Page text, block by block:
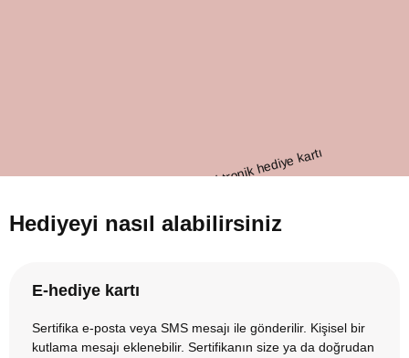
Hediyeyi nasıl alabilirsiniz
E-hediye kartı
Sertifika e-posta veya SMS mesajı ile gönderilir. Kişisel bir
kutlama mesajı eklenebilir. Sertifikanın size ya da doğrudan